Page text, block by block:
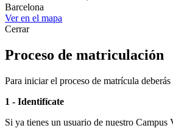
Barcelona
Ver en el mapa
Cerrar
Proceso de matriculación
Para iniciar el proceso de matrícula
1 - Identifícate
Si ya tienes un usuario de nuestro